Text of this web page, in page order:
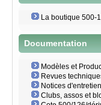
La boutique 500-
Documentation
Modèles et
Revues
Notices d'entretien
Clubs, assos et